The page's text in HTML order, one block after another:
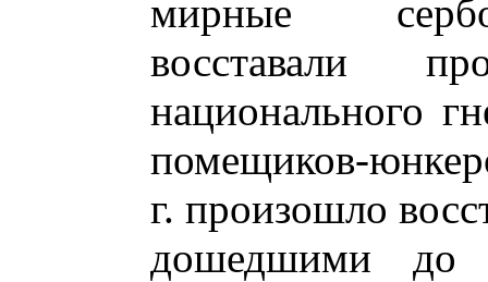
мирные
восставали
национального
помещиков-
г. произошло
дошедшими до